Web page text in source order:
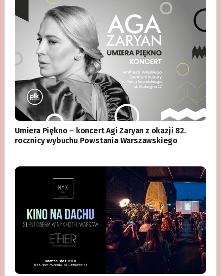
Umiera Piękno – koncert Agi Zaryan z okazji 82.
rocznicy wybuchu Powstania Warszawskiego